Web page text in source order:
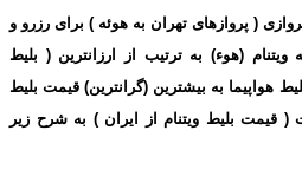
( پروازهای تهران به هوئه ) برای رزرو و
ویتنام (هوء) به ترتیب از ارزانترین ( بلیط
هواپیما به بیشترین (گرانترین) قیمت بلیط
قیمت بلیط ویتنام از ایران ) به شرح زیر